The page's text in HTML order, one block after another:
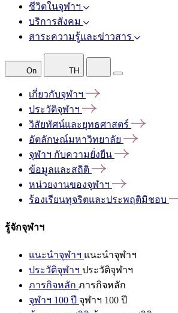
ชีวิตในจุฬาฯ
บริการสังคม
สาระความรู้และข่าวสาร
On TH
เกี่ยวกับจุฬาฯ
ประวัติจุฬาฯ
วิสัยทัศน์และยุทธศาสตร์
อัตลักษณ์มหาวิทยาลัย
จุฬาฯ กับความยั่งยืน
ข้อมูลและสถิติ
หน่วยงานของจุฬาฯ
ร้องเรียนทุจริตและประพฤติมิชอบ
รู้จักจุฬาฯ
แนะนำจุฬาฯ แนะนำจุฬาฯ
ประวัติจุฬาฯ ประวัติจุฬาฯ
ภารกิจหลัก ภารกิจหลัก
จุฬาฯ 100 ปี จุฬาฯ 100 ปี